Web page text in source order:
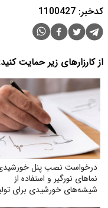
کدخبر: 1100427
از کارزارهای زیر حمایت
درخواست نصب پنل
نماهای نورگیر و استفاده از
شیشه‌های خورشیدی برای